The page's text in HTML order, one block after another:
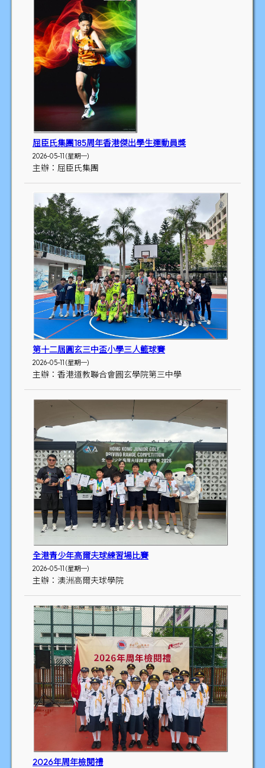
屈臣氏集團185周年香港傑出學生運動員獎
2026-05-11 (星期一)
主辦：屈臣氏集團
第十二屆圓玄三中盃小學三人籃球賽
2026-05-11 (星期一)
主辦：香港道教聯合會圓玄學院第三中學
全港青少年高爾夫球練習場比賽
2026-05-11 (星期一)
主辦：澳洲高爾夫球學院
2026年周年檢閱禮